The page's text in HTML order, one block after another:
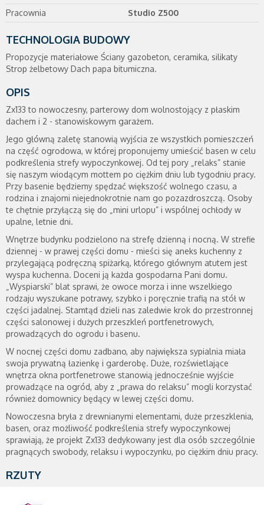
Pracownia
Studio Z500
TECHNOLOGIA BUDOWY
Propozycje materiałowe Ściany gazobeton, ceramika, silikaty
Strop żelbetowy Dach papa bitumiczna.
OPIS
Zx133 to nowoczesny, parterowy dom wolnostojący z płaskim
dachem i 2 - stanowiskowym garażem.
Jego główną zaletę stanowią wyjścia ze wszystkich pomieszczeń
na część ogrodowa, w której proponujemy umieścić basen w celu
podkreślenia strefy wypoczynkowej. Od tej pory „relaks” stanie
się naszym wiodącym mottem po ciężkim dniu lub tygodniu pracy.
Przy basenie będziemy spędzać większość wolnego czasu, a
rodzina i znajomi niejednokrotnie nam go pozazdroszczą. Osoby
te chętnie przyłączą się do „mini urlopu” i wspólnej ochłody w
upalne, letnie dni.
Wnętrze budynku podzielono na strefę dzienną i nocną. W strefie
dziennej - w prawej części domu - mieści się aneks kuchenny z
przylegającą podręczną spiżarką, którego głównym atutem jest
wyspa kuchenna. Doceni ją każda gospodarna Pani domu.
„Wyspiarski” blat sprawi, że owoce morza i inne wszelkiego
rodzaju wyszukane potrawy, szybko i poręcznie trafią na stół w
części jadalnej. Stamtąd dzieli nas zaledwie krok do przestronnej
części salonowej i dużych przeszkleń portfenetrowych,
prowadzących do ogrodu i basenu.
W nocnej części domu zadbano, aby największa sypialnia miała
swoja prywatną łazienkę i garderobę. Duże, rozświetlające
wnętrza okna portfenetrowe stanowią jednocześnie wyjście
prowadzące na ogród, aby z „prawa do relaksu” mogli korzystać
również domownicy będący w lewej części domu.
Nowoczesna bryła z drewnianymi elementami, duże przeszklenia,
basen, oraz możliwość podkreślenia strefy wypoczynkowej
sprawiają, że projekt Zx133 dedykowany jest dla osób szczególnie
pragnących swobody, relaksu i wypoczynku, po ciężkim dniu pracy.
RZUTY